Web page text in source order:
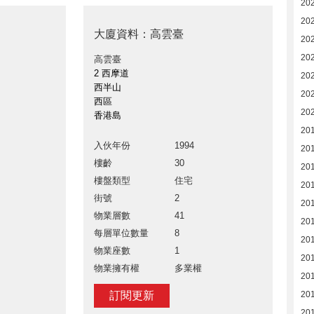
大廈資料：高雲臺
高雲臺
2 西摩道
西半山
西區
香港島
入伙年份
1994
樓齡
30
樓盤類型
住宅
街號
2
物業層數
41
每層單位數量
8
物業座數
1
物業擁有權
多業權
訂閱更新